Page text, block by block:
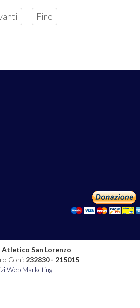
Fine
San Lorenzo
Coni: 232830 - 215015
Web Marketing